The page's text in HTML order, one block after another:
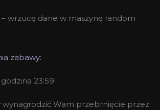
wrzucę dane w maszynę random
zabawy:
23:59
wynagrodzić Wam przebrnięcie przez